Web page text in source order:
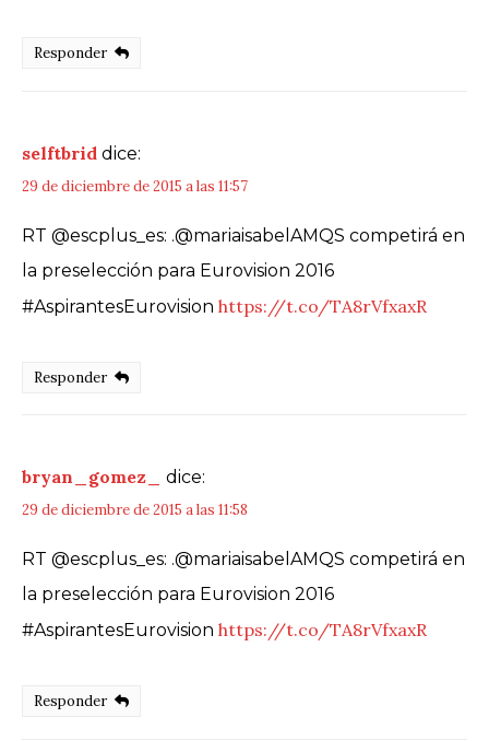
Responder
selftbrid dice:
29 de diciembre de 2015 a las 11:57
RT @escplus_es: .@mariaisabelAMQS competirá en
la preselección para Eurovision 2016
#AspirantesEurovision https://t.co/TA8rVfxaxR
Responder
bryan_gomez_ dice:
29 de diciembre de 2015 a las 11:58
RT @escplus_es: .@mariaisabelAMQS competirá en
la preselección para Eurovision 2016
#AspirantesEurovision https://t.co/TA8rVfxaxR
Responder